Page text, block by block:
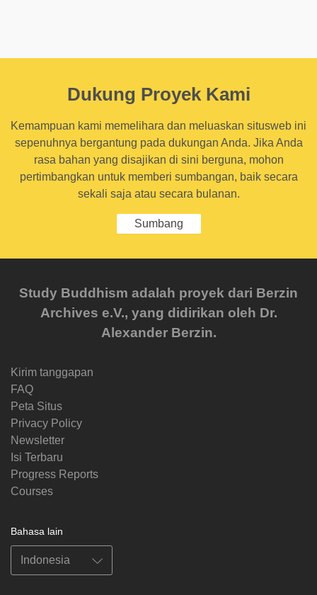
Dukung Proyek Kami
Kemampuan kami memelihara dan meluaskan situsweb ini
sepenuhnya bergantung pada dukungan Anda. Jika Anda
rasa bahan yang disajikan di sini berguna, mohon
pertimbangkan untuk memberi sumbangan, baik secara
sekali saja atau secara bulanan.
Sumbang
Study Buddhism adalah proyek dari Berzin
Archives e.V., yang didirikan oleh Dr.
Alexander Berzin.
Kirim tanggapan
FAQ
Peta Situs
Privacy Policy
Newsletter
Isi Terbaru
Progress Reports
Courses
Bahasa lain